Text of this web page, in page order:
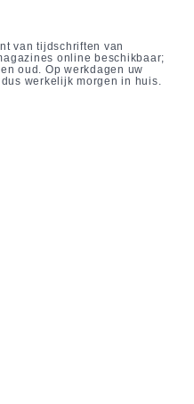
van tijdschriften van
online beschikbaar;
oud. Op werkdagen uw
werkelijk morgen in huis.